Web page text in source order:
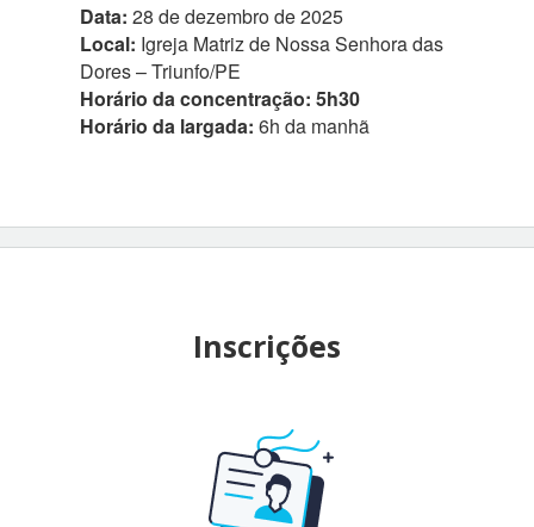
Data: 28 de dezembro de 2025
Local: Igreja Matriz de Nossa Senhora das
Dores – Triunfo/PE
Horário da concentração: 5h30
Horário da largada: 6h da manhã
Inscrições